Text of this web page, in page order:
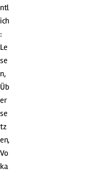
ntl
ich
:
Le
se
n,
Üb
er
se
tz
en,
Vo
ka